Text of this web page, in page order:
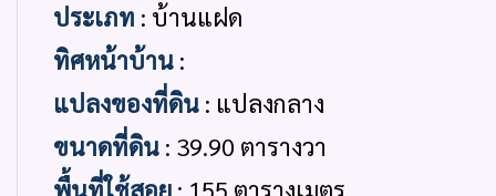
ประเภท : บ้านแฝด
ทิศหน้าบ้าน :
แปลงของที่ดิน : แปลงกลาง
ขนาดที่ดิน : 39.90 ตารางวา
พื้นที่ใช้สอย : 155 ตารางเมตร